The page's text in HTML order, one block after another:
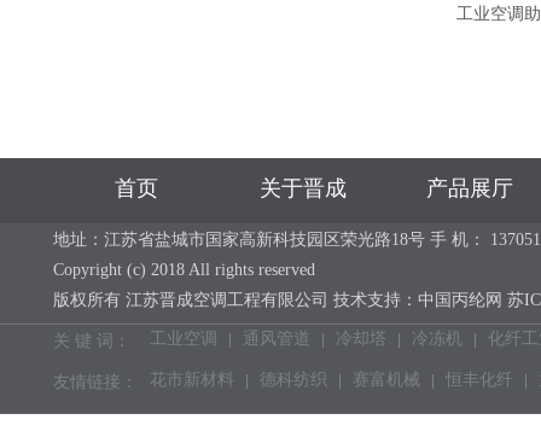
工业空调
首页 关于晋成 产品展厅
地址：江苏省盐城市国家高新科技园区荣光路18号 手 机：
Copyright (c) 2018 All rights reserved
版权所有 江苏晋成空调工程有限公司 技术支持： 中国丙纶网 苏
关 键 词： 工业空调 通风管道 冷却塔 冷冻机 化纤
友情链接： 花市新材料 德科纺织 赛富机械 恒丰化纤